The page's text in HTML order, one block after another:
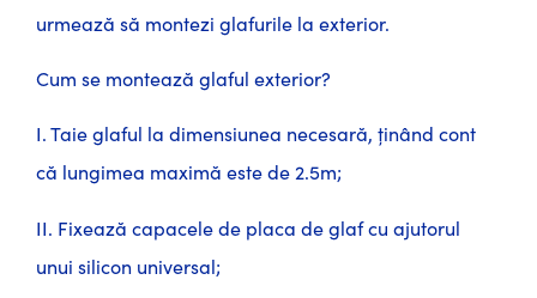
urmează să montezi glafurile la exterior.
Cum se montează glaful exterior?
I. Taie glaful la dimensiunea necesară, ținând cont
că lungimea maximă este de 2.5m;
II. Fixează capacele de placa de glaf cu ajutorul
unui silicon universal;